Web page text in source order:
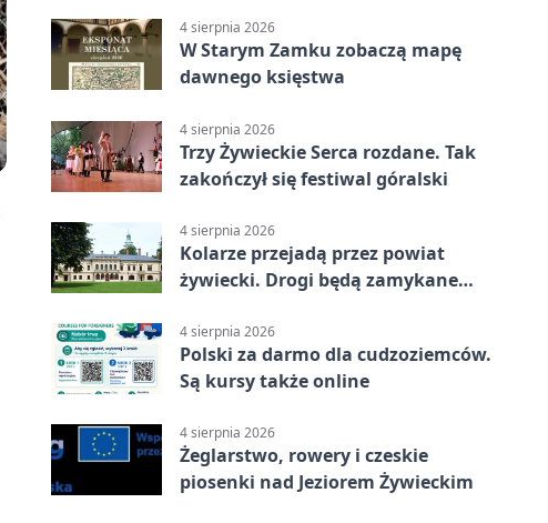
4 sierpnia 2026
W Starym Zamku zobaczą mapę
dawnego księstwa
4 sierpnia 2026
Trzy Żywieckie Serca rozdane. Tak
zakończył się festiwal góralski
4 sierpnia 2026
Kolarze przejadą przez powiat
żywiecki. Drogi będą zamykane
4 sierpnia 2026
Polski za darmo dla cudzoziemców.
Są kursy także online
4 sierpnia 2026
Żeglarstwo, rowery i czeskie
piosenki nad Jeziorem Żywieckim